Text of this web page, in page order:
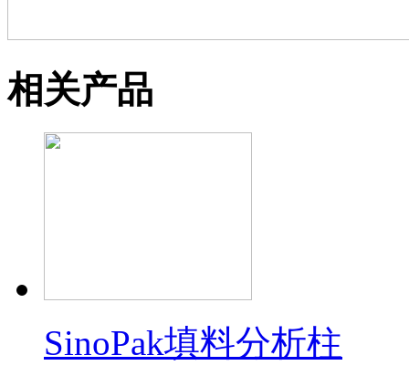
相关产品
SinoPak填料分析柱